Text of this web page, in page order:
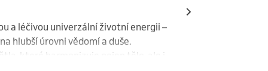
a léčivou univerzální životní energii –
hlubší úrovni vědomí a duše.
které harmonizuje nejen tělo, ale i